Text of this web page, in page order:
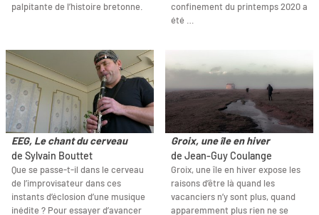
palpitante de l’histoire bretonne.
confinement du printemps 2020 a
été …
EEG, Le chant du cerveau
de Sylvain Bouttet
Que se passe-t-il dans le cerveau
de l’improvisateur dans ces
instants d’éclosion d’une musique
inédite ? Pour essayer d’avancer
Groix, une île en hiver
de Jean-Guy Coulange
Groix, une île en hiver expose les
raisons d’être là quand les
vacanciers n’y sont plus, quand
apparemment plus rien ne se